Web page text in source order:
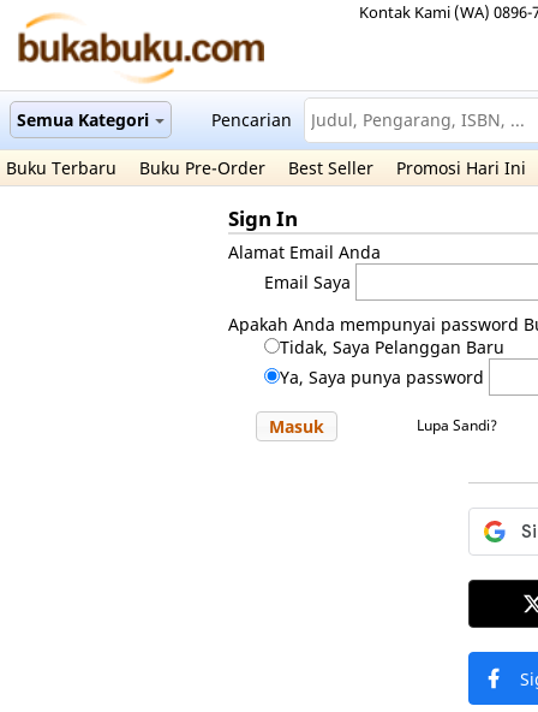
Kontak Kami (WA) 0896-
Semua Kategori Pencarian
Buku Terbaru Buku Pre-Order Best Seller Promosi Hari Ini
Sign In
Alamat Email Anda
Email Saya
Apakah Anda mempunyai password
Tidak, Saya Pelanggan Baru
Ya, Saya punya password
Masuk Lupa Sandi?